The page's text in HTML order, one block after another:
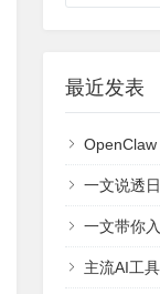
最近发表
一文说透
一文带你
主流AI工